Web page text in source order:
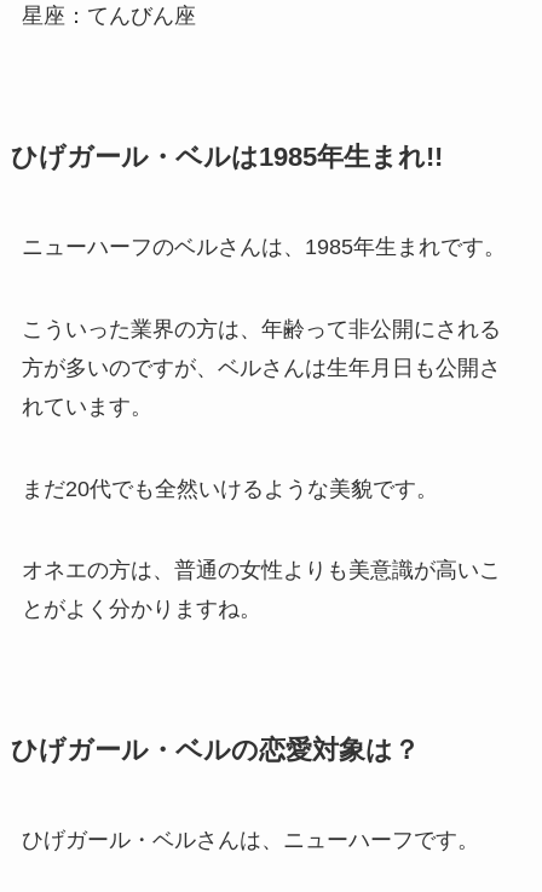
星座：てんびん座
ひげガール・ベルは1985年生まれ!!
ニューハーフのベルさんは、1985年生まれです。
こういった業界の方は、年齢って非公開にされる
方が多いのですが、ベルさんは生年月日も公開さ
れています。
まだ20代でも全然いけるような美貌です。
オネエの方は、普通の女性よりも美意識が高いこ
とがよく分かりますね。
ひげガール・ベルの恋愛対象は？
ひげガール・ベルさんは、ニューハーフです。